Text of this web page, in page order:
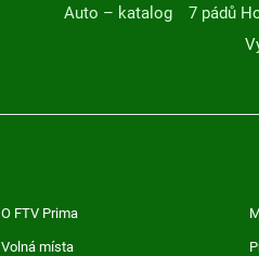
Auto – katalog
7 pádů
O FTV Prima
Volná místa